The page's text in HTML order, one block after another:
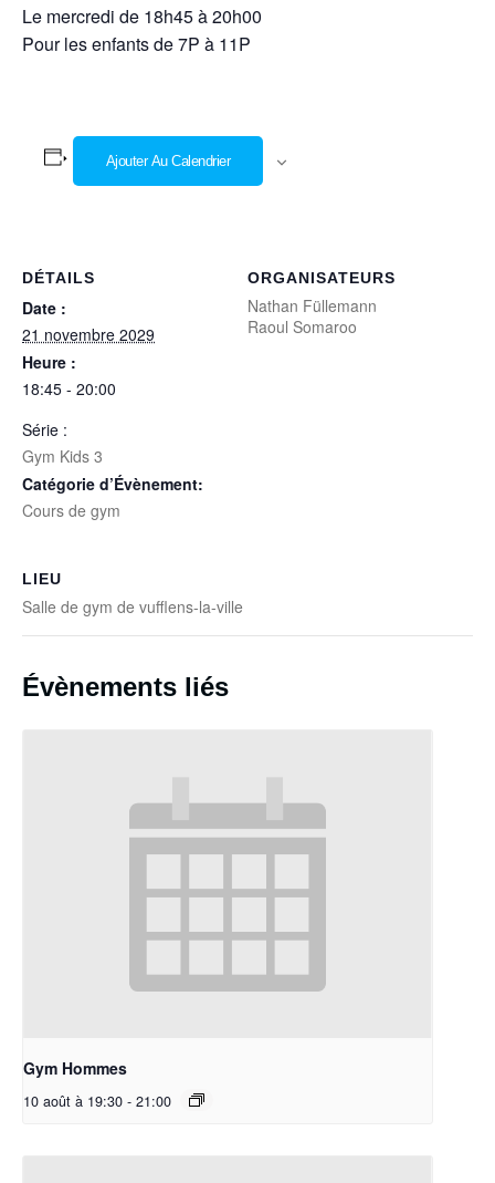
Le mercredi de 18h45 à 20h00
Pour les enfants de 7P à 11P
Ajouter Au Calendrier
DÉTAILS
Date :
21 novembre 2029
Heure :
18:45 - 20:00
Série :
Gym Kids 3
Catégorie d’Évènement:
Cours de gym
ORGANISATEURS
Nathan Füllemann
Raoul Somaroo
LIEU
Salle de gym de vufflens-la-ville
Évènements liés
Gym Hommes
10 août à 19:30 - 21:00